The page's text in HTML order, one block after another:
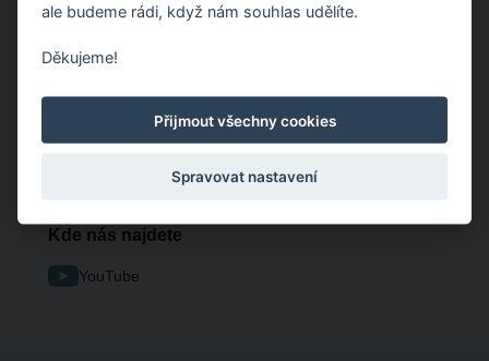
Sdílet událost
Zkopírovat odkaz
Kde nás najdete
YouTube
ale budeme rádi, když nám souhlas udělíte.
Děkujeme!
Přijmout všechny cookies
Spravovat nastavení